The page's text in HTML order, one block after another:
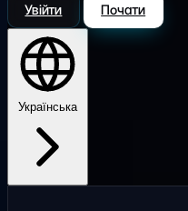
Увійти Почати
Українська